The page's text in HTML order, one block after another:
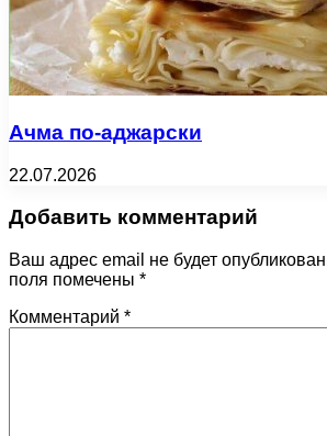
Ачма по-аджарски
22.07.2026
Добавить комментарий
Ваш адрес email не будет
поля помечены *
Комментарий *